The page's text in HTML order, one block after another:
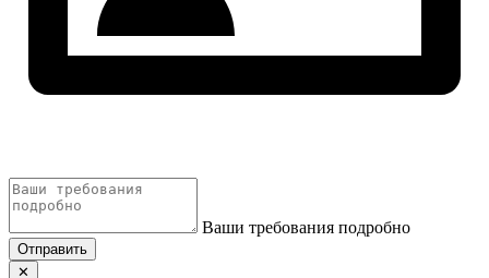
Ваши требования подробно
Отправить
✕